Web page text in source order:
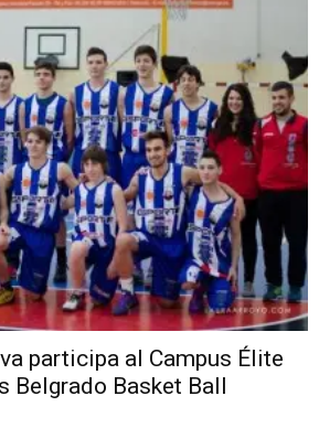
participa al Campus Élite
Belgrado Basket Ball